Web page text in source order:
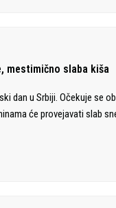
mestimično slaba kiša
dan u Srbiji. Očekuje se
će provejavati slab